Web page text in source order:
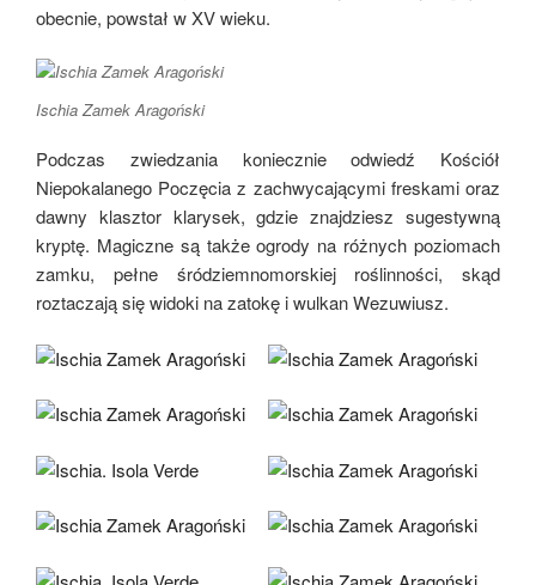
obecnie, powstał w XV wieku.
Ischia Zamek Aragoński
Podczas zwiedzania koniecznie odwiedź Kościół
Niepokalanego Poczęcia z zachwycającymi freskami oraz
dawny klasztor klarysek, gdzie znajdziesz sugestywną
kryptę. Magiczne są także ogrody na różnych poziomach
zamku, pełne śródziemnomorskiej roślinności, skąd
roztaczają się widoki na zatokę i wulkan Wezuwiusz.